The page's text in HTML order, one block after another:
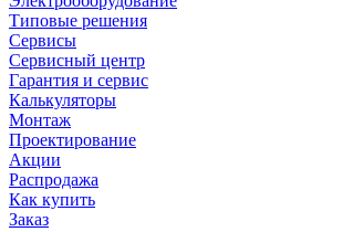
Типовые решения
Сервисы
Сервисный центр
Гарантия и сервис
Калькуляторы
Монтаж
Проектирование
Акции
Распродажа
Как купить
Заказ